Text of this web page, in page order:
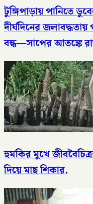
টুঙ্গিপাড়ায় পানিতে
দীর্ঘদিনের জলাবদ্ধতায়
বন্ধ—সাপের আতঙ্কে
হুমকির মুখে
দিয়ে মাছ শিকার,